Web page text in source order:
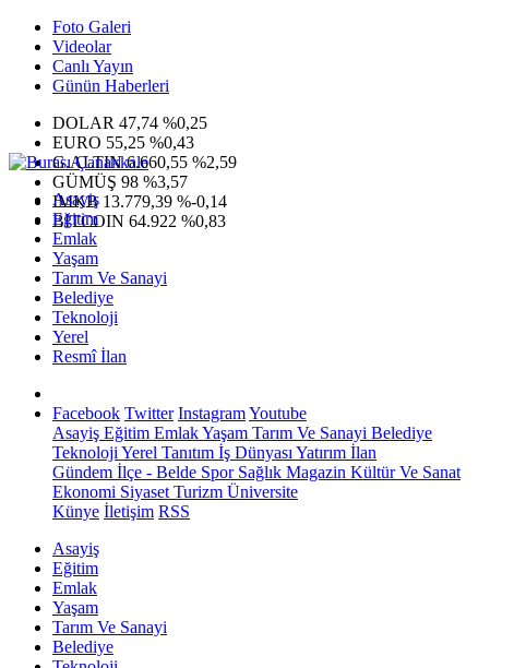
Foto Galeri
Videolar
Canlı Yayın
Günün Haberleri
DOLAR 47,74 %0,25
EURO 55,25 %0,43
G.ALTIN6.660,55 %2,59
GÜMÜŞ 98 %3,57
IMKB 13.779,39 %-0,14
BITCOIN 64.922 %0,83
Asayiş
Eğitim
Emlak
Yaşam
Tarım Ve Sanayi
Belediye
Teknoloji
Yerel
Resmî İlan
Facebook Twitter InstagramYoutube
Asayiş Eğitim EmlakYaşam Tarım Ve Sanayi Belediye
Teknoloji Yerel Tanıtım İş Dünyası Yatırım İlan
Gündem İlçe - Belde SporSağlık Magazin Kültür Ve Sanat
Ekonomi Siyaset Turizm Üniversite
Künye İletişim RSS
Asayiş
Eğitim
Emlak
Yaşam
Tarım Ve Sanayi
Belediye